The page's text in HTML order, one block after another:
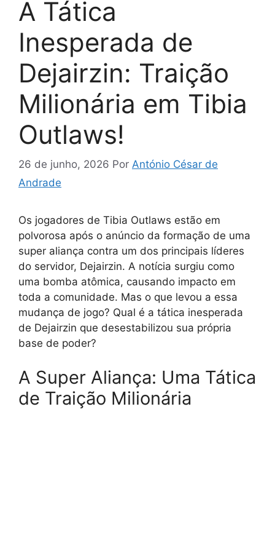
A Tática
Inesperada de
Dejairzin: Traição
Milionária em Tibia
Outlaws!
26 de junho, 2026 Por António César de
Andrade
Os jogadores de Tibia Outlaws estão em
polvorosa após o anúncio da formação de uma
super aliança contra um dos principais líderes
do servidor, Dejairzin. A notícia surgiu como
uma bomba atômica, causando impacto em
toda a comunidade. Mas o que levou a essa
mudança de jogo? Qual é a tática inesperada
de Dejairzin que desestabilizou sua própria
base de poder?
A Super Aliança: Uma Tática
de Traição Milionária